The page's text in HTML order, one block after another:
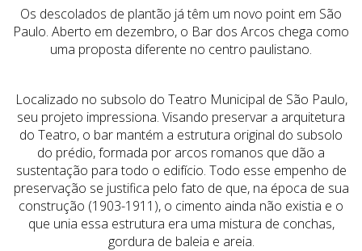
Os descolados de plantão já têm um novo point em São
Paulo. Aberto em dezembro, o Bar dos Arcos chega como
uma proposta diferente no centro paulistano.
Localizado no subsolo do Teatro Municipal de São Paulo,
seu projeto impressiona. Visando preservar a arquitetura
do Teatro, o bar mantém a estrutura original do subsolo
do prédio, formada por arcos romanos que dão a
sustentação para todo o edifício. Todo esse empenho de
preservação se justifica pelo fato de que, na época de sua
construção (1903-1911), o cimento ainda não existia e o
que unia essa estrutura era uma mistura de conchas,
gordura de baleia e areia.